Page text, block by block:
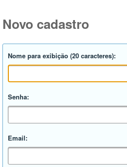
Novo cadastro
Nome para exibição (20 caracteres):
Senha:
Email: